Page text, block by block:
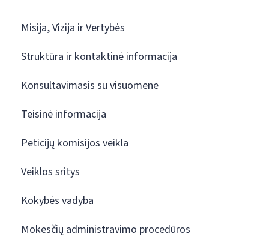
Misija, Vizija ir Vertybės
Struktūra ir kontaktinė informacija
Konsultavimasis su visuomene
Teisinė informacija
Peticijų komisijos veikla
Veiklos sritys
Kokybės vadyba
Mokesčių administravimo procedūros